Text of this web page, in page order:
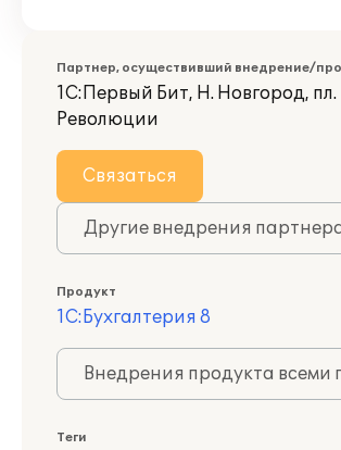
Партнер, осуществивший внедрение/
1С:Первый Бит, Н. Новгород, пл.
Революции
Связаться
Другие внедрения
Продукт
1С:Бухгалтерия 8
Внедрения продукта
Теги